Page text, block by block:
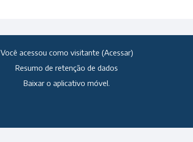
Você acessou como visitante (Acessar)
Resumo de retenção de dados
Baixar o aplicativo móvel.